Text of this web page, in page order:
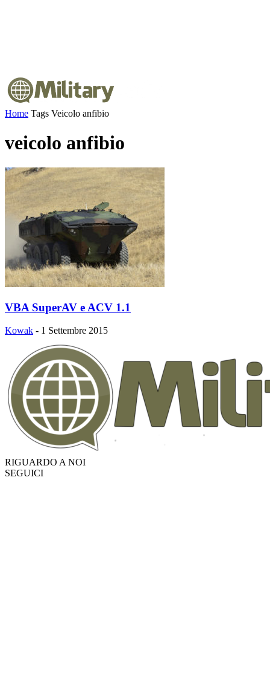
Home Tags Veicolo anfibio
veicolo anfibio
VBA SuperAV e ACV 1.1
Kowak - 1 Settembre 2015
RIGUARDO A NOI
SEGUICI